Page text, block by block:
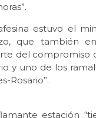
estuvo el
que también
del compromiso
y uno de los
Rosario”.
estación